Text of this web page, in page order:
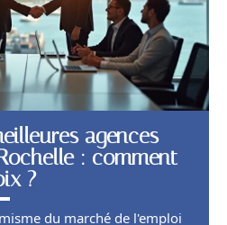
agences
: comment
?
du marché de l'emploi